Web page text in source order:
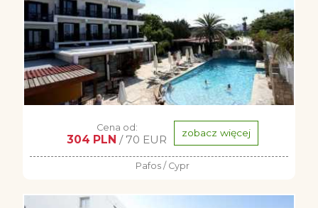
Cena od:
304 PLN / 70 EUR zobacz więcej
Pafos / Cypr